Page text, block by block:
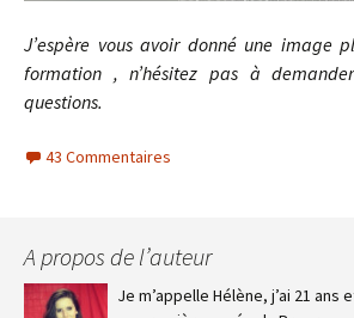
J’espère vous avoir donné une image
formation , n’hésitez pas à
questions.
43 Commentaires
A propos de l’auteur
Je m’appelle Hélène, j’ai 21